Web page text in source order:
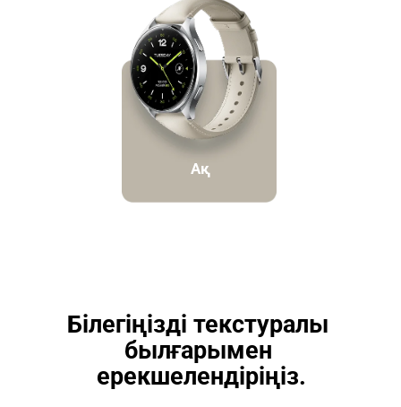
Ақ
Білегіңізді текстуралы
былғарымен
ерекшелендіріңіз.